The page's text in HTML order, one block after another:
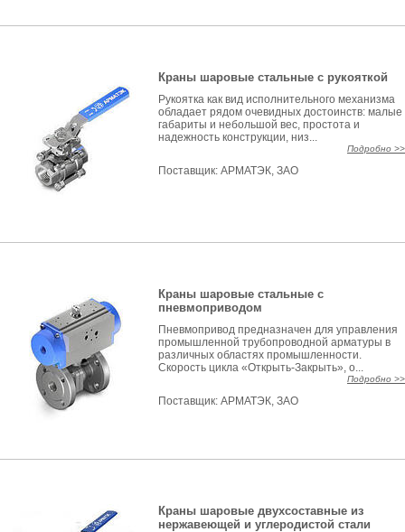
Краны шаровые стальные с рукояткой
Рукоятка как вид исполнительного механизма
обладает рядом очевидных достоинств: малые
габариты и небольшой вес, простота и
надежность конструкции, низ...
Подробно >>
Поставщик: АРМАТЭК, ЗАО
Краны шаровые стальные с
пневмоприводом
Пневмопривод предназначен для управления
промышленной трубопроводной арматуры в
различных областях промышленности.
Скорость цикла «Открыть-Закрыть», о...
Подробно >>
Поставщик: АРМАТЭК, ЗАО
Краны шаровые двухсоставные из
нержавеющей и углеродистой стали